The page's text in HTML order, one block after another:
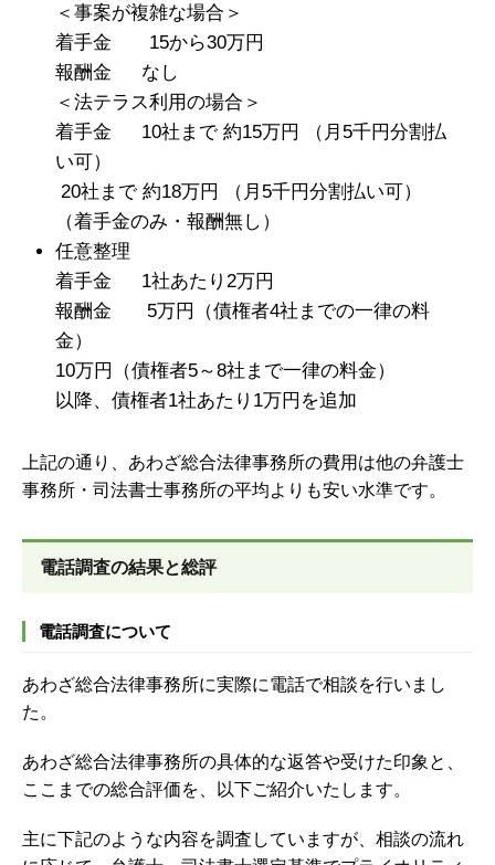
＜事案が複雑な場合＞
着手金 15から30万円
報酬金
なし
＜法テラス利用の場合＞
着手金
10社まで 約15万円 （月5千円分割払
い可）
20社まで 約18万円 （月5千円分割払い可）
（着手金のみ・報酬無し）
任意整理
着手金
1社あたり2万円
報酬金
5万円（債権者4社までの一律の料
金）
10万円（債権者5～8社まで一律の料金）
以降、債権者1社あたり1万円を追加
上記の通り、あわざ総合法律事務所の費用は他の弁護士
事務所・司法書士事務所の平均よりも安い水準です。
電話調査の結果と総評
電話調査について
あわざ総合法律事務所に実際に電話で相談を行いまし
た。
あわざ総合法律事務所の具体的な返答や受けた印象と、
ここまでの総合評価を、以下ご紹介いたします。
主に下記のような内容を調査していますが、 相談の流れ